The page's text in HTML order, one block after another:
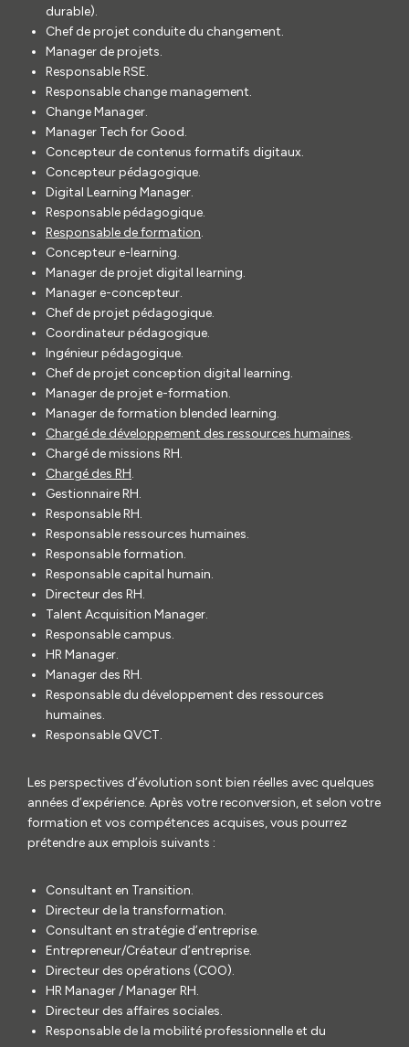
durable).
Chef de projet conduite du changement.
Manager de projets.
Responsable RSE.
Responsable change management.
Change Manager.
Manager Tech for Good.
Concepteur de contenus formatifs digitaux.
Concepteur pédagogique.
Digital Learning Manager.
Responsable pédagogique.
Responsable de formation.
Concepteur e-learning.
Manager de projet digital learning.
Manager e-concepteur.
Chef de projet pédagogique.
Coordinateur pédagogique.
Ingénieur pédagogique.
Chef de projet conception digital learning.
Manager de projet e-formation.
Manager de formation blended learning.
Chargé de développement des ressources humaines.
Chargé de missions RH.
Chargé des RH.
Gestionnaire RH.
Responsable RH.
Responsable ressources humaines.
Responsable formation.
Responsable capital humain.
Directeur des RH.
Talent Acquisition Manager.
Responsable campus.
HR Manager.
Manager des RH.
Responsable du développement des ressources
humaines.
Responsable QVCT.
Les perspectives d’évolution sont bien réelles avec quelques
années d’expérience. Après votre reconversion, et selon votre
formation et vos compétences acquises, vous pourrez
prétendre aux emplois suivants :
Consultant en Transition.
Directeur de la transformation.
Consultant en stratégie d’entreprise.
Entrepreneur/Créateur d’entreprise.
Directeur des opérations (COO).
HR Manager / Manager RH.
Directeur des affaires sociales.
Responsable de la mobilité professionnelle et du